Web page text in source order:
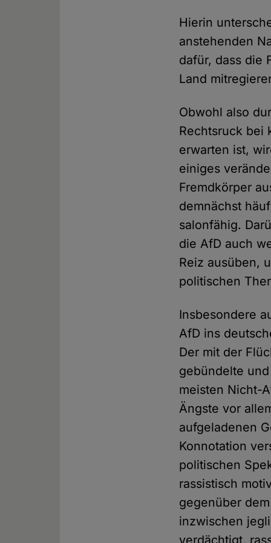
Hierin
anstehenden
dafür, dass die
Land
Obwohl also
Rechtsruck bei
erwarten ist,
einiges
Fremdkörper
demnächst
salonfähig.
die AfD auch
Reiz ausüben,
politischen
Insbesondere
AfD ins
Der mit der
gebündelte
meisten Nicht-
Ängste vor
aufgeladenen
Konnotation
politischen
rassistisch
gegenüber
inzwischen